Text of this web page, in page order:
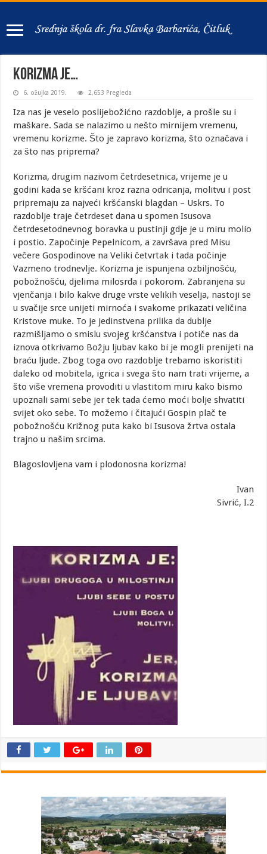
KORIZMA JE…
6. ožujka 2019. 2,653 Pregleda
Iza nas je veselo poslijebožićno razdoblje, a prošle su i
maškare. Sada se nalazimo u nešto mirnijem vremenu,
vremenu korizme. Što je zapravo korizma, što označava i
za što nas priprema?
Korizma, drugim nazivom četrdesetnica, vrijeme je u
godini kada se kršćani kroz razna odricanja, molitvu i post
pripremaju za najveći kršćanski blagdan – Uskrs. To
razdoblje traje četrdeset dana u spomen Isusova
četrdesetodnevnog boravka u pustinji gdje je u miru molio
i postio. Započinje Pepelnicom, a završava pred Misu
večere Gospodinove na Veliki četvrtak i tada počinje
Vazmeno trodnevlje. Korizma je ispunjena ozbiljnošću,
pobožnošću, djelima milosrđa i pokorom. Zabranjena su
vjenčanja i bilo kakve druge vrste velikih veselja, nastoji se
u svačije srce unijeti mirnoća i svakome prikazati veličina
Kristove muke. To je jedinstvena prilika da dublje
razmišljamo o smislu svojeg kršćanstva i potiče nas da
iznova otkrivamo Božju ljubav kako bi je mogli prenijeti na
braću ljude. Zbog toga ovo razdoblje trebamo iskoristiti
daleko od mobitela, igrica i svega što nam trati vrijeme, a
što više vremena provoditi u vlastitom miru kako bismo
upoznali sami sebe jer tek tada ćemo moći bolje shvatiti
svijet oko sebe. To možemo i čitajući Gospin plač te
pobožnošću Križnog puta kako bi Isusova žrtva ostala
trajno u našim srcima.
Blagoslovljena vam i plodonosna korizma!
Ivan
Sivrić, I.2